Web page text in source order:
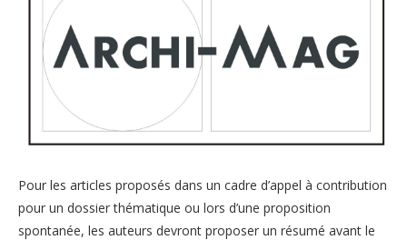
Pour les articles proposés dans un cadre d’appel à contribution
pour un dossier thématique ou lors d’une proposition
spontanée, les auteurs devront proposer un résumé avant le